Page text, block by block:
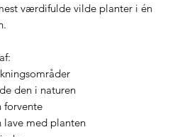
værdifulde vilde planter i én
den i naturen
forvente
lave med planten